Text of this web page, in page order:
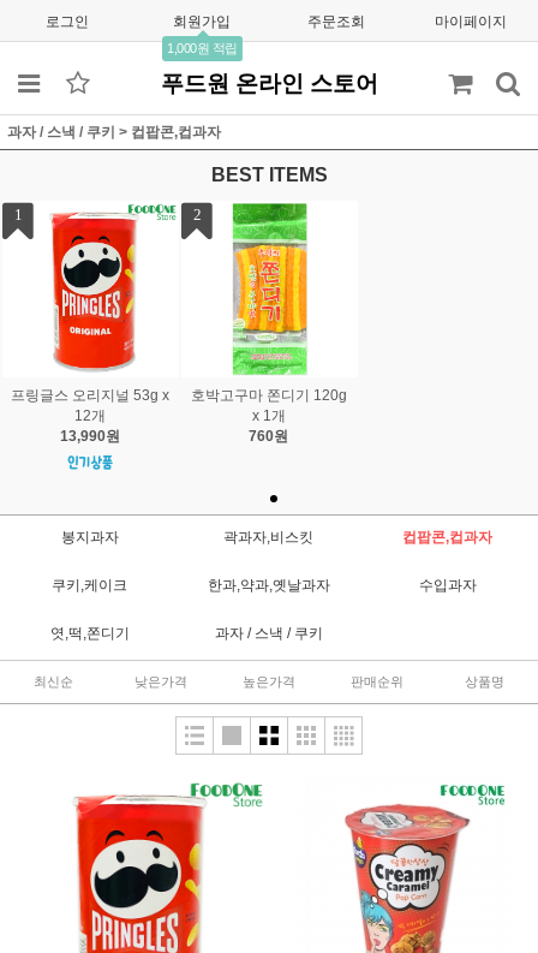
로그인 회원가입
1,000원 적립
주문조회 마이페이지
푸드원 온라인 스토어
과자 / 스낵 / 쿠키 > 컵팝콘,컵과자
BEST ITEMS
1
프링글스 오리지널 53g x
12개
13,990원
2
호박고구마 쫀디기 120g
x 1개
760원
봉지과자 곽과자,비스킷 컵팝콘,컵과자
쿠키,케이크 한과,약과,옛날과자 수입과자
엿,떡,쫀디기 과자 / 스낵 / 쿠키
최신순 낮은가격 높은가격 판매순위 상품명